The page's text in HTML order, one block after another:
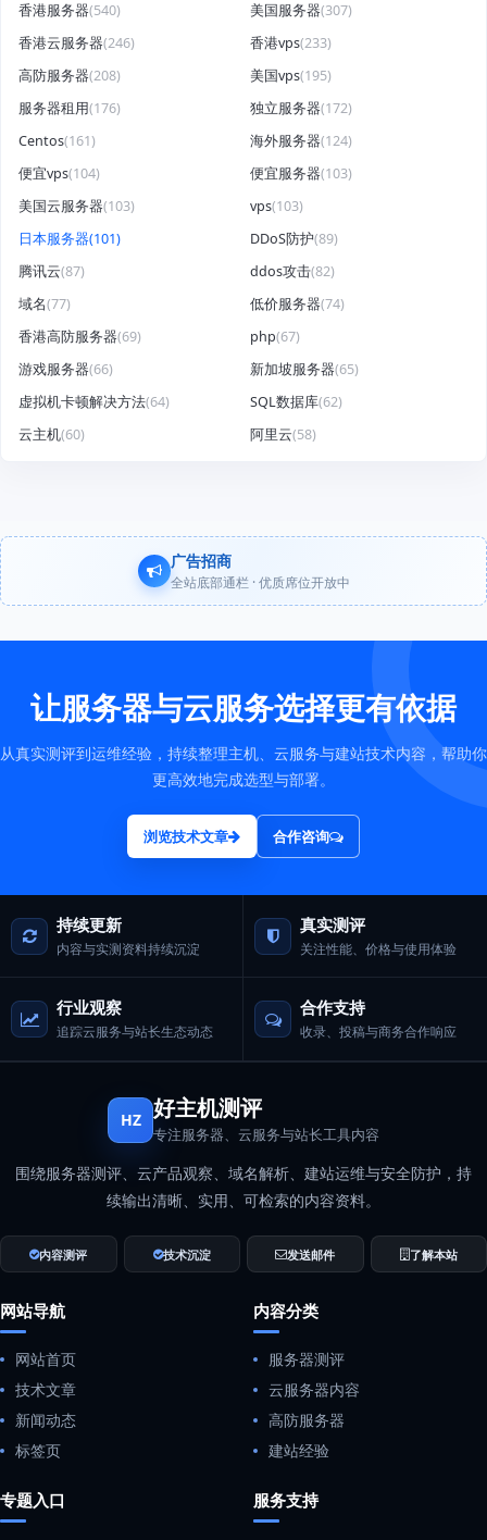
香港服务器(540) 美国服务器(307)
香港云服务器(246) 香港vps(233)
高防服务器(208) 美国vps(195)
服务器租用(176) 独立服务器(172)
Centos(161) 海外服务器(124)
便宜vps(104) 便宜服务器(103)
美国云服务器(103) vps(103)
日本服务器(101) DDoS防护(89)
腾讯云(87) ddos攻击(82)
域名(77) 低价服务器(74)
香港高防服务器(69) php(67)
游戏服务器(66) 新加坡服务器(65)
虚拟机卡顿解决方法(64) SQL数据库(62)
云主机(60) 阿里云(58)
广告招商
全站底部通栏 · 优质席位开放中
让服务器与云服务选择更有依据
从真实测评到运维经验，持续整理主机、云服务与建站技术内容，帮助你
更高效地完成选型与部署。
浏览技术文章 合作咨询
持续更新
内容与实测资料持续沉淀
真实测评
关注性能、价格与使用体验
行业观察
追踪云服务与站长生态动态
合作支持
收录、投稿与商务合作响应
HZ 好主机测评
专注服务器、云服务与站长工具内容
围绕服务器测评、云产品观察、域名解析、建站运维与安全防护，持
续输出清晰、实用、可检索的内容资料。
内容测评 技术沉淀 发送邮件 了解本站
网站导航
网站首页
技术文章
新闻动态
标签页
内容分类
服务器测评
云服务器内容
高防服务器
建站经验
专题入口 服务支持